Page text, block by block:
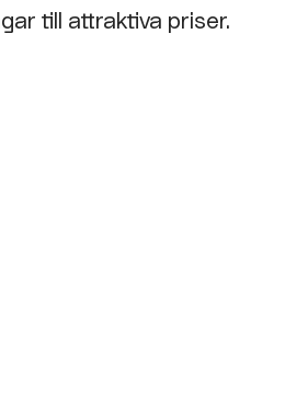
till attraktiva priser.